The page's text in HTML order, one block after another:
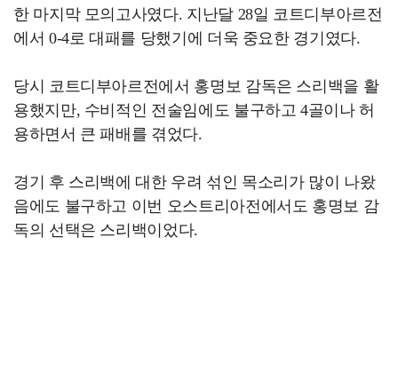
한 마지막 모의고사였다. 지난달 28일 코트디부아르전
에서 0-4로 대패를 당했기에 더욱 중요한 경기였다.
당시 코트디부아르전에서 홍명보 감독은 스리백을 활
용했지만, 수비적인 전술임에도 불구하고 4골이나 허
용하면서 큰 패배를 겪었다.
경기 후 스리백에 대한 우려 섞인 목소리가 많이 나왔
음에도 불구하고 이번 오스트리아전에서도 홍명보 감
독의 선택은 스리백이었다.